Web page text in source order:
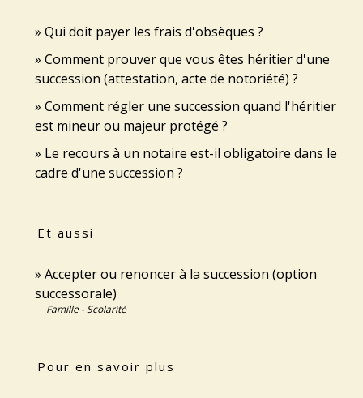
Qui doit payer les frais d'obsèques ?
Comment prouver que vous êtes héritier d'une
succession (attestation, acte de notoriété) ?
Comment régler une succession quand l'héritier
est mineur ou majeur protégé ?
Le recours à un notaire est-il obligatoire dans le
cadre d'une succession ?
Et aussi
Accepter ou renoncer à la succession (option
successorale)
Famille - Scolarité
Pour en savoir plus